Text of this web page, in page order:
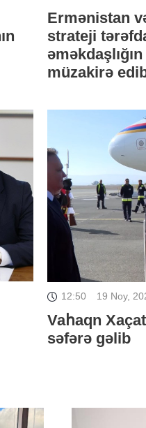
Ermənistan
strateji
müzakirə
12:50 19 Noy,
Vaհaqn
səfərə gəlib